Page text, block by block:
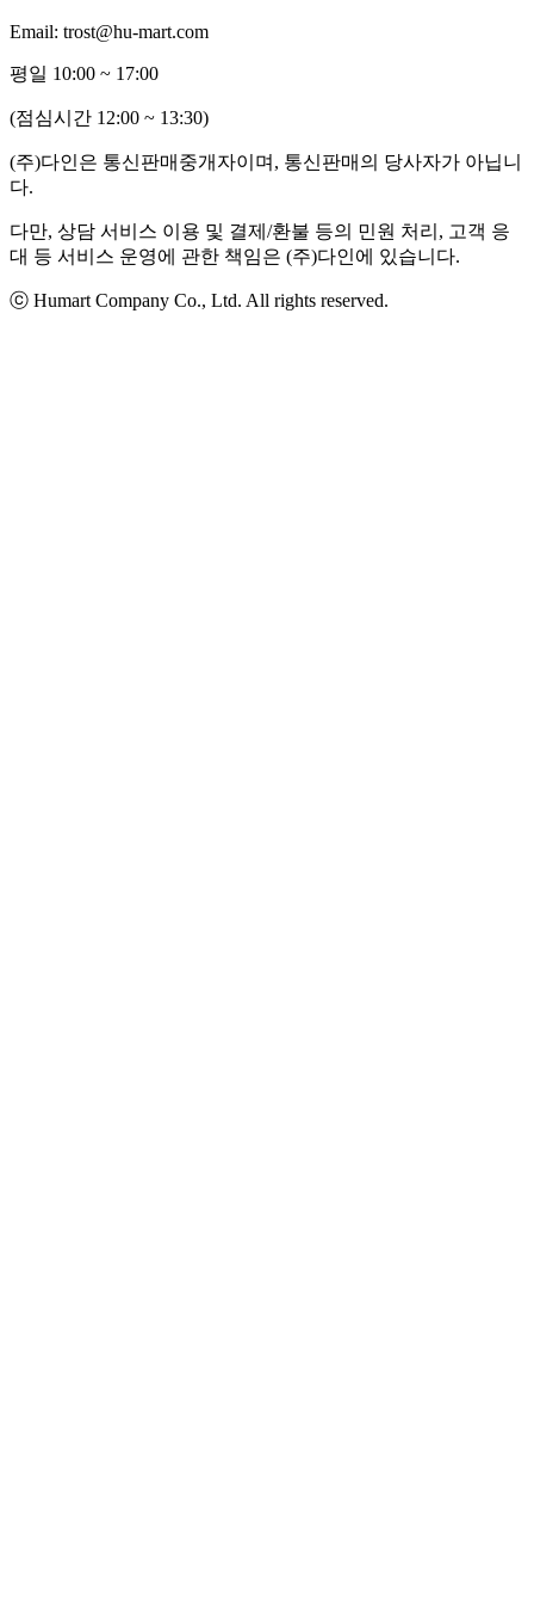
Email: trost@hu-mart.com
평일 10:00 ~ 17:00
(점심시간 12:00 ~ 13:30)
(주)다인은 통신판매중개자이며, 통신판매의 당사자가 아닙니
다.
다만, 상담 서비스 이용 및 결제/환불 등의 민원 처리, 고객 응
대 등 서비스 운영에 관한 책임은 (주)다인에 있습니다.
ⓒ Humart Company Co., Ltd. All rights reserved.